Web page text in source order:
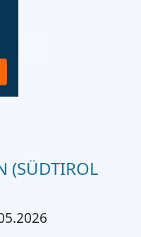
(SÜDTIROL